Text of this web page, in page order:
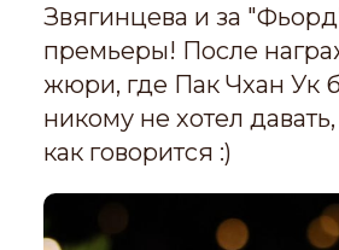
Звягинцева и за
премьеры! После
жюри, где Пак Чхан Ук
никому не хотел
как говорится :)